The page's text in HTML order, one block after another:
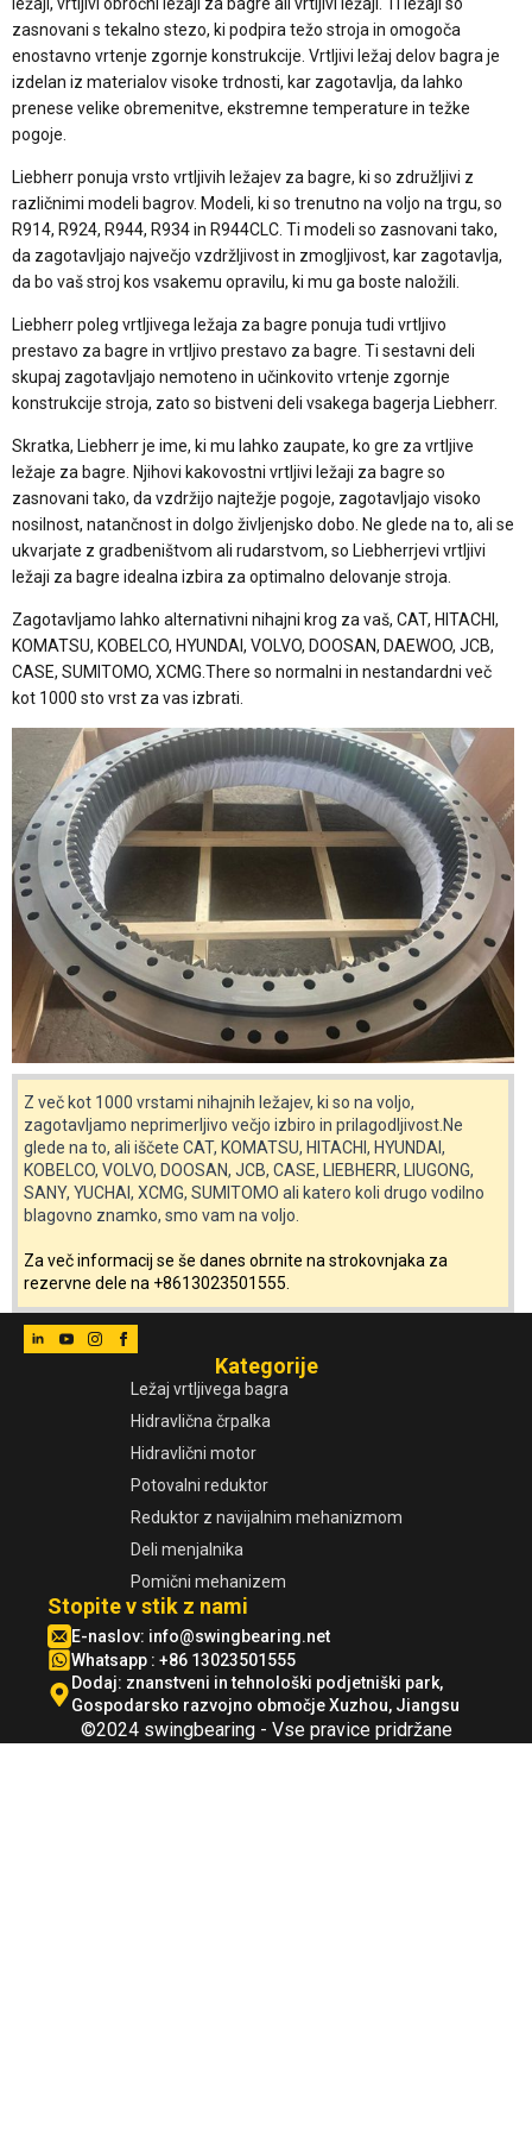
ležaji, vrtljivi obročni ležaji za bagre ali vrtljivi ležaji. Ti ležaji so
zasnovani s tekalno stezo, ki podpira težo stroja in omogoča
enostavno vrtenje zgornje konstrukcije. Vrtljivi ležaj delov bagra je
izdelan iz materialov visoke trdnosti, kar zagotavlja, da lahko
prenese velike obremenitve, ekstremne temperature in težke
pogoje.
Liebherr ponuja vrsto vrtljivih ležajev za bagre, ki so združljivi z
različnimi modeli bagrov. Modeli, ki so trenutno na voljo na trgu, so
R914, R924, R944, R934 in R944CLC. Ti modeli so zasnovani tako,
da zagotavljajo največjo vzdržljivost in zmogljivost, kar zagotavlja,
da bo vaš stroj kos vsakemu opravilu, ki mu ga boste naložili.
Liebherr poleg vrtljivega ležaja za bagre ponuja tudi vrtljivo
prestavo za bagre in vrtljivo prestavo za bagre. Ti sestavni deli
skupaj zagotavljajo nemoteno in učinkovito vrtenje zgornje
konstrukcije stroja, zato so bistveni deli vsakega bagerja Liebherr.
Skratka, Liebherr je ime, ki mu lahko zaupate, ko gre za vrtljive
ležaje za bagre. Njihovi kakovostni vrtljivi ležaji za bagre so
zasnovani tako, da vzdržijo najtežje pogoje, zagotavljajo visoko
nosilnost, natančnost in dolgo življenjsko dobo. Ne glede na to, ali se
ukvarjate z gradbeništvom ali rudarstvom, so Liebherrjevi vrtljivi
ležaji za bagre idealna izbira za optimalno delovanje stroja.
Zagotavljamo lahko alternativni nihajni krog za vaš, CAT, HITACHI,
KOMATSU, KOBELCO, HYUNDAI, VOLVO, DOOSAN, DAEWOO, JCB,
CASE, SUMITOMO, XCMG.There so normalni in nestandardni več
kot 1000 sto vrst za vas izbrati.
Z več kot 1000 vrstami nihajnih ležajev, ki so na voljo,
zagotavljamo neprimerljivo večjo izbiro in prilagodljivost.Ne
glede na to, ali iščete CAT, KOMATSU, HITACHI, HYUNDAI,
KOBELCO, VOLVO, DOOSAN, JCB, CASE, LIEBHERR, LIUGONG,
SANY, YUCHAI, XCMG, SUMITOMO ali katero koli drugo vodilno
blagovno znamko, smo vam na voljo.
Za več informacij se še danes obrnite na strokovnjaka za
rezervne dele na +8613023501555.
Kategorije
Ležaj vrtljivega bagra
Hidravlična črpalka
Hidravlični motor
Potovalni reduktor
Reduktor z navijalnim mehanizmom
Deli menjalnika
Pomični mehanizem
Stopite v stik z nami
E-naslov: info@swingbearing.net
Whatsapp : +86 13023501555
Dodaj: znanstveni in tehnološki podjetniški park,
Gospodarsko razvojno območje Xuzhou, Jiangsu
©2024 swingbearing - Vse pravice pridržane